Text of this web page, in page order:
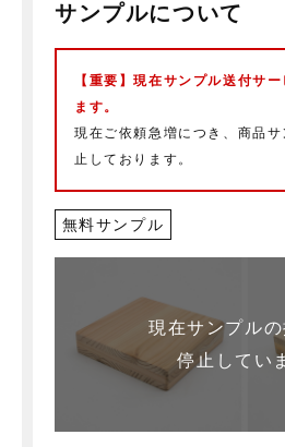
サンプルについて
【重要】現在サンプル送付サ
ます。
現在ご依頼急増につき、商品
止しております。
無料サンプル